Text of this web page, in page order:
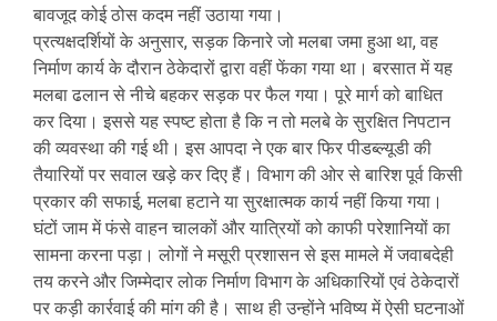
बावजूद कोई ठोस कदम नहीं उठाया गया।
प्रत्यक्षदर्शियों के अनुसार, सड़क किनारे जो मलबा जमा हुआ था, वह
निर्माण कार्य के दौरान ठेकेदारों द्वारा वहीं फेंका गया था। बरसात में यह
मलबा ढलान से नीचे बहकर सड़क पर फैल गया। पूरे मार्ग को बाधित
कर दिया। इससे यह स्पष्ट होता है कि न तो मलबे के सुरक्षित निपटान
की व्यवस्था की गई थी। इस आपदा ने एक बार फिर पीडब्ल्यूडी की
तैयारियों पर सवाल खड़े कर दिए हैं। विभाग की ओर से बारिश पूर्व किसी
प्रकार की सफाई, मलबा हटाने या सुरक्षात्मक कार्य नहीं किया गया।
घंटों जाम में फंसे वाहन चालकों और यात्रियों को काफी परेशानियों का
सामना करना पड़ा। लोगों ने मसूरी प्रशासन से इस मामले में जवाबदेही
तय करने और जिम्मेदार लोक निर्माण विभाग के अधिकारियों एवं ठेकेदारों
पर कड़ी कार्रवाई की मांग की है। साथ ही उन्होंने भविष्य में ऐसी घटनाओं